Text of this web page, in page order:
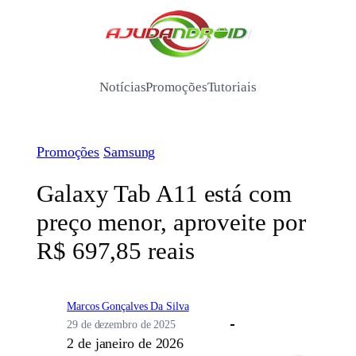
/
NotíciasPromoçõesTutoriais
Promoções Samsung
Galaxy Tab A11 está com
preço menor, aproveite por
R$ 697,85 reais
Marcos Gonçalves Da Silva
29 de dezembro de 2025
2 de janeiro de 2026